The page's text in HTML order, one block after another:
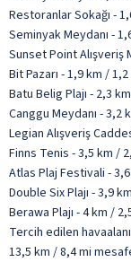
Restoranlar Sokağı -
Seminyak Meydanı -
Sunset Point Alışveriş
Bit Pazarı - 1,9 km / 1,2
Batu Belig Plajı - 2,3
Canggu Meydanı - 3,2
Legian Alışveriş
Finns Tenis - 3,5 km /
Atlas Plaj Festivali -
Double Six Plajı - 3,9
Berawa Plajı - 4 km /
Tercih edilen
13,5 km / 8,4 mi